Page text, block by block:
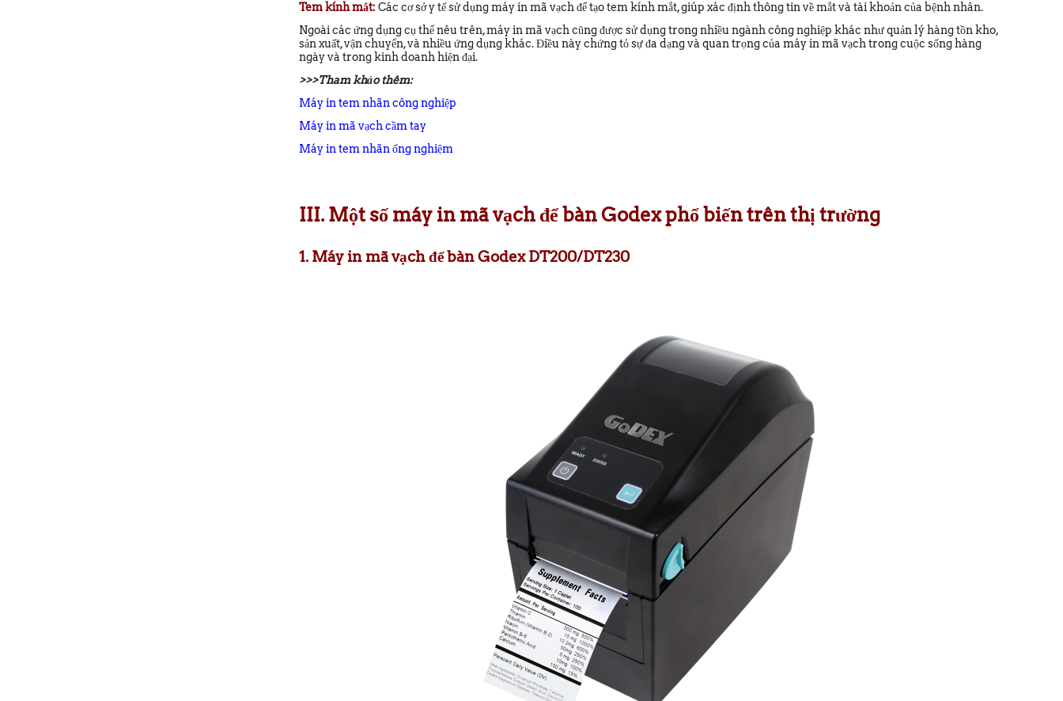
Tem kính mắt:Các cơ sở y tế sử dụng máy in mã vạch để tạo tem kính mắt, giúp xác định thông tin về mắt và tài khoản của bệnh nhân.
Ngoài các ứng dụng cụ thể nêu trên, máy in mã vạch cũng được sử dụng trong nhiều ngành công nghiệp khác như quản lý hàng tồn kho,
sản xuất, vận chuyển, và nhiều ứng dụng khác. Điều này chứng tỏ sự đa dạng và quan trọng của máy in mã vạch trong cuộc sống hàng
ngày và trong kinh doanh hiện đại.
>>>Tham khảo thêm:
Máy in tem nhãn công nghiệp
Máy in mã vạch cầm tay
Máy in tem nhãn ống nghiệm
III. Một số máy in mã vạch để bàn Godex phổ biến trên thị trường
1. Máy in mã vạch để bàn Godex DT200/DT230